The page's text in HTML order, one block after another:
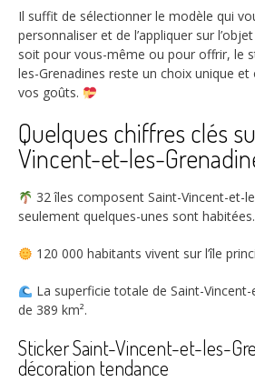
Il suffit de sélectionner le modèle qui
personnaliser et de l’appliquer sur
soit pour vous-même ou pour offrir, le
les-Grenadines reste un choix unique
vos goûts.
Quelques chiffres clés
Vincent-et-les-
32îles composent Saint-Vincent-et-
seulement quelques-unes sont habitées.
120 000 habitants vivent sur l’île
La superficie totale de Saint-
de 389 km².
Sticker Saint-Vincent-et-les-
décoration tendance